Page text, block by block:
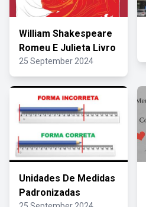
William Shakespeare
Romeu E Julieta Livro
25 September 2024
Unidades De Medidas
Padronizadas